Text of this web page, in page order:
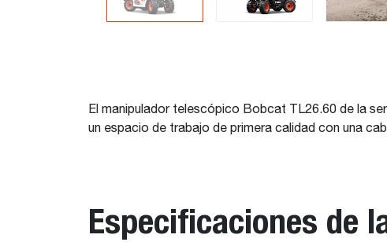
El manipulador telescópico Bobcat TL26.60 de la
un espacio de trabajo de primera calidad con una
Especificaciones de